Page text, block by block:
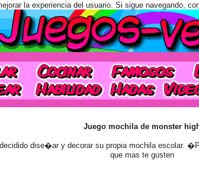
Juego mochila de monster
dise�ar y decorar su propia mochila escolar.
que mas te gusten
la experiencia del usuario. Si sigue navegando,